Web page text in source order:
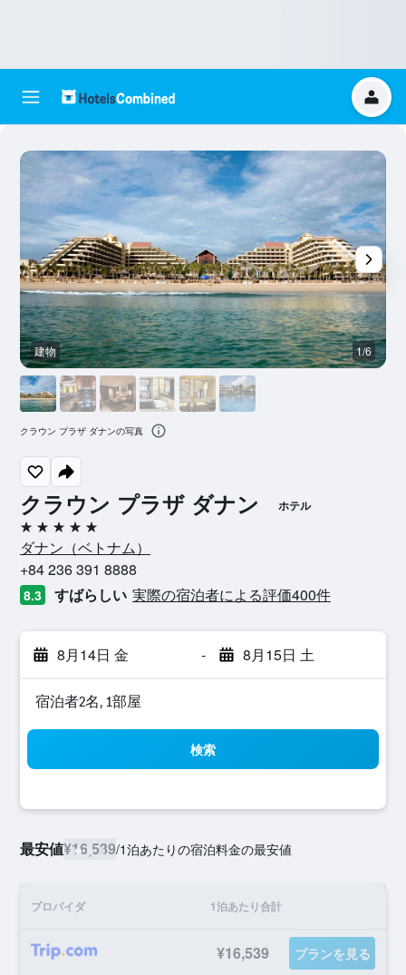
クラウン プラザ ダナン ホテル
5つ星
ダナン​（ベトナム​）​
+84 236 391 8888
8.3 すばらしい 実際の宿泊者による評価400​件
8月14日 金 - 8月15日 土
宿泊者2名, 1​部屋
検索
最安値¥16,539/1泊あたりの宿泊料金の最安値
プロバイダ 1泊あたり合計
¥16,539 プランを見る
建物 1/6
クラウン プラザ ダナンの写真